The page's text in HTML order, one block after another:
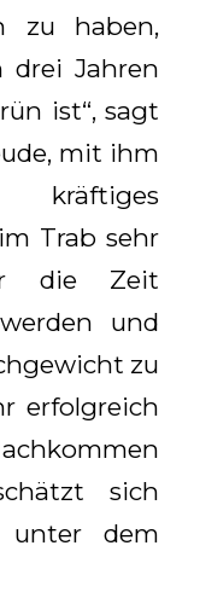
zu haben,
Jahren
ist“, sagt
mit ihm
kräftiges
Trab sehr
die Zeit
und
zu
erfolgreich
sich
unter dem